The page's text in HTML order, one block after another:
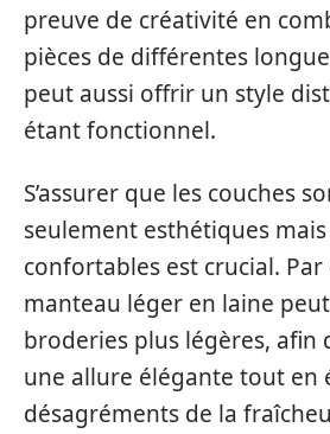
preuve de créativité en
pièces de différentes
peut aussi offrir un style
étant fonctionnel.
S’assurer que les couches
seulement esthétiques mais
confortables est crucial.
manteau léger en laine
broderies plus légères, afin
une allure élégante tout en
désagréments de la